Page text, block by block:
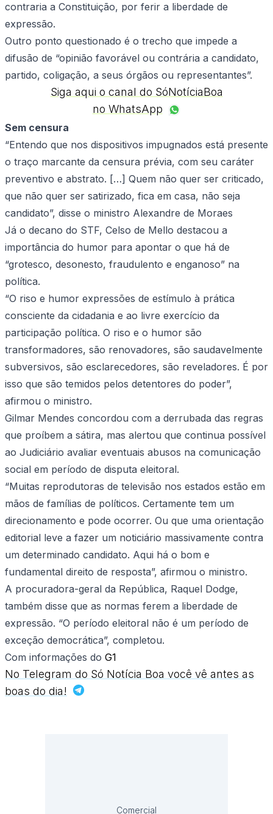
contraria a Constituição, por ferir a liberdade de
expressão.
Outro ponto questionado é o trecho que impede a
difusão de “opinião favorável ou contrária a candidato,
partido, coligação, a seus órgãos ou representantes”.
Siga aqui o canal do SóNotíciaBoa
no WhatsApp
Sem censura
“Entendo que nos dispositivos impugnados está presente
o traço marcante da censura prévia, com seu caráter
preventivo e abstrato. […] Quem não quer ser criticado,
que não quer ser satirizado, fica em casa, não seja
candidato”, disse o ministro Alexandre de Moraes
Já o decano do STF, Celso de Mello destacou a
importância do humor para apontar o que há de
“grotesco, desonesto, fraudulento e enganoso” na
política.
“O riso e humor expressões de estímulo à prática
consciente da cidadania e ao livre exercício da
participação política. O riso e o humor são
transformadores, são renovadores, são saudavelmente
subversivos, são esclarecedores, são reveladores. É por
isso que são temidos pelos detentores do poder”,
afirmou o ministro.
Gilmar Mendes concordou com a derrubada das regras
que proíbem a sátira, mas alertou que continua possível
ao Judiciário avaliar eventuais abusos na comunicação
social em período de disputa eleitoral.
“Muitas reprodutoras de televisão nos estados estão em
mãos de famílias de políticos. Certamente tem um
direcionamento e pode ocorrer. Ou que uma orientação
editorial leve a fazer um noticiário massivamente contra
um determinado candidato. Aqui há o bom e
fundamental direito de resposta”, afirmou o ministro.
A procuradora-geral da República, Raquel Dodge,
também disse que as normas ferem a liberdade de
expressão. “O período eleitoral não é um período de
exceção democrática”, completou.
Com informações do G1
No Telegram do Só Notícia Boa você vê antes as
boas do dia!
Comercial